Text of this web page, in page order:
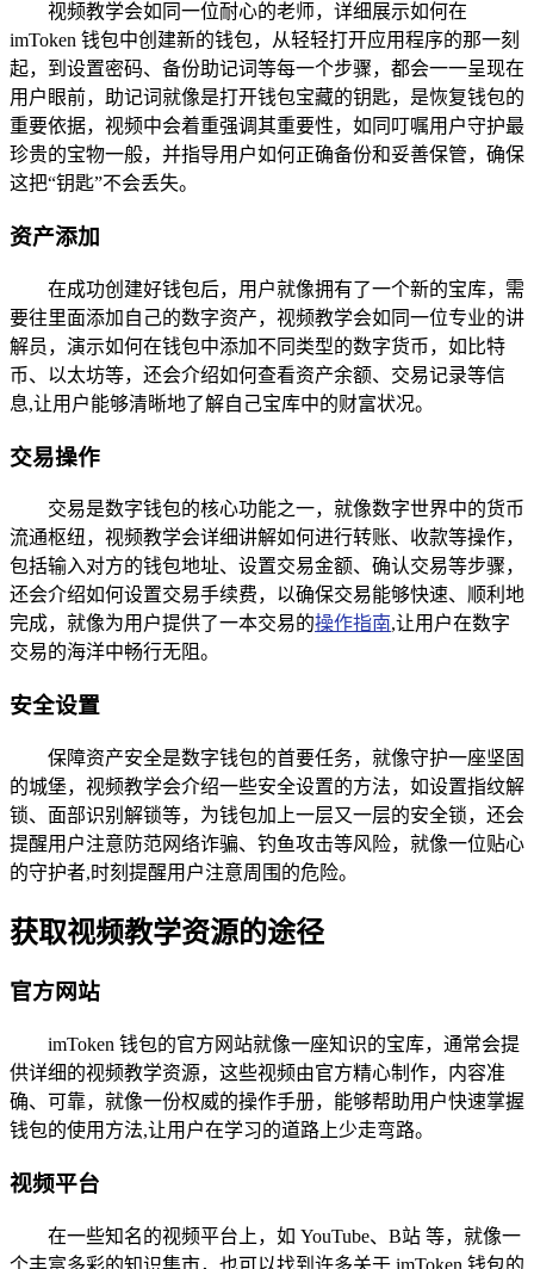
视频教学会如同一位耐心的老师，详细展示如何在
imToken 钱包中创建新的钱包，从轻轻打开应用程序的那一刻
起，到设置密码、备份助记词等每一个步骤，都会一一呈现在
用户眼前，助记词就像是打开钱包宝藏的钥匙，是恢复钱包的
重要依据，视频中会着重强调其重要性，如同叮嘱用户守护最
珍贵的宝物一般，并指导用户如何正确备份和妥善保管，确保
这把“钥匙”不会丢失。
资产添加
在成功创建好钱包后，用户就像拥有了一个新的宝库，需
要往里面添加自己的数字资产，视频教学会如同一位专业的讲
解员，演示如何在钱包中添加不同类型的数字货币，如比特
币、以太坊等，还会介绍如何查看资产余额、交易记录等信
息,让用户能够清晰地了解自己宝库中的财富状况。
交易操作
交易是数字钱包的核心功能之一，就像数字世界中的货币
流通枢纽，视频教学会详细讲解如何进行转账、收款等操作，
包括输入对方的钱包地址、设置交易金额、确认交易等步骤，
还会介绍如何设置交易手续费，以确保交易能够快速、顺利地
完成，就像为用户提供了一本交易的操作指南,让用户在数字
交易的海洋中畅行无阻。
安全设置
保障资产安全是数字钱包的首要任务，就像守护一座坚固
的城堡，视频教学会介绍一些安全设置的方法，如设置指纹解
锁、面部识别解锁等，为钱包加上一层又一层的安全锁，还会
提醒用户注意防范网络诈骗、钓鱼攻击等风险，就像一位贴心
的守护者,时刻提醒用户注意周围的危险。
获取视频教学资源的途径
官方网站
imToken 钱包的官方网站就像一座知识的宝库，通常会提
供详细的视频教学资源，这些视频由官方精心制作，内容准
确、可靠，就像一份权威的操作手册，能够帮助用户快速掌握
钱包的使用方法,让用户在学习的道路上少走弯路。
视频平台
在一些知名的视频平台上，如 YouTube、B站 等，就像一
个丰富多彩的知识集市，也可以找到许多关于 imToken 钱包的